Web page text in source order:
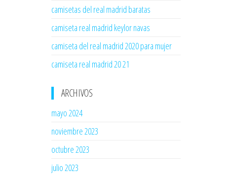
camisetas del real madrid baratas
camiseta real madrid keylor navas
camiseta del real madrid 2020 para mujer
camiseta real madrid 20 21
ARCHIVOS
mayo 2024
noviembre 2023
octubre 2023
julio 2023